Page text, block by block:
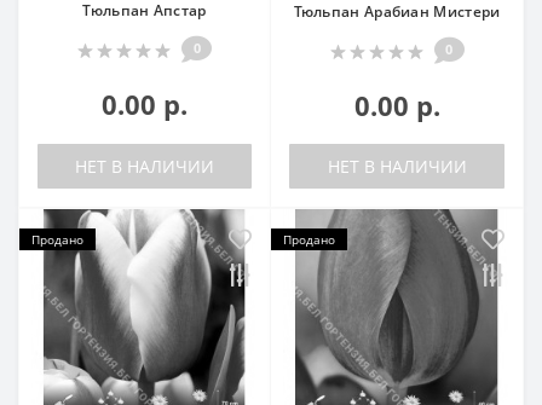
Тюльпан Апстар
0
0.00 р.
НЕТ В НАЛИЧИИ
Тюльпан Арабиан Мистери
0
0.00 р.
НЕТ В НАЛИЧИИ
Продано Продано